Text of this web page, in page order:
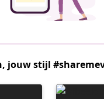
jouw stijl